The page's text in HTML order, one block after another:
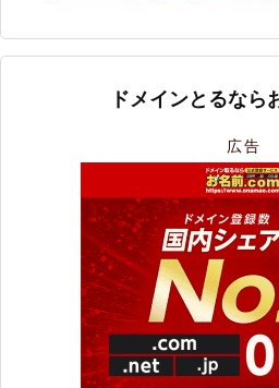
ドメインとるなら
広告